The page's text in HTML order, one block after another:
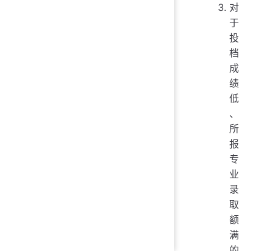
对
于
投
档
成
绩
低
、
所
报
专
业
录
取
额
满